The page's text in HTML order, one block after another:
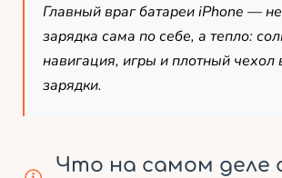
Главный враг батареи iPhone —
зарядка сама по себе, а тепло:
навигация, игры и плотный чехол
зарядки.
Что на самом деле